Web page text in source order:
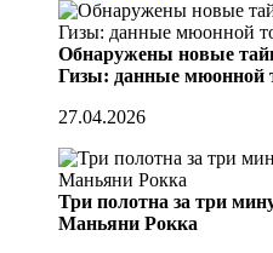
Обнаружены новые
Гизы: данные мюонной
27.04.2026
Три полотна за три
Маньяни Рокка